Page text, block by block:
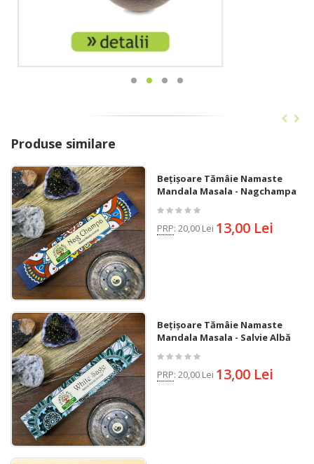
Produse similare
Bețișoare Tămâie Namaste
Mandala Masala - Nagchampa
PRP: 20,00 Lei 13,00 Lei
Bețișoare Tămâie Namaste
Mandala Masala - Salvie Albă
PRP: 20,00 Lei 13,00 Lei